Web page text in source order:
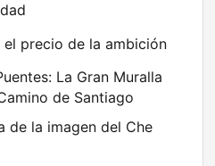
el precio de la ambición
La Gran Muralla
de Santiago
de la imagen del Che